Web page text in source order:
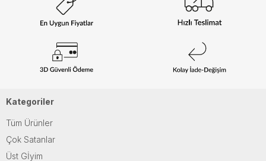
Kategoriler
Tüm Ürünler
Çok Satanlar
Üst Gİyim